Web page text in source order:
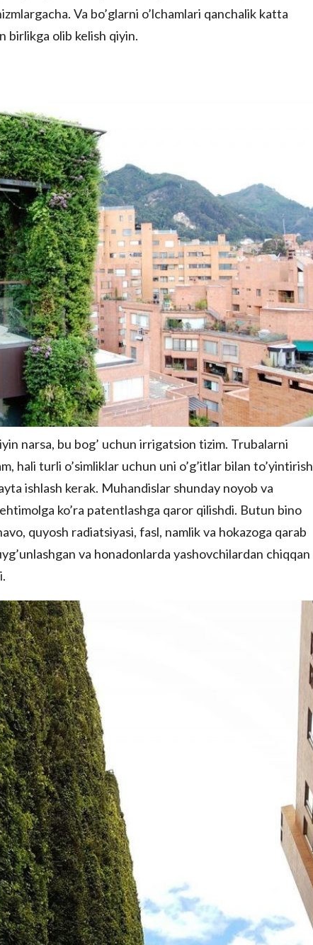
Va bo’glarni o’lchamlari qanchalik katta
birlikga olib kelish qiyin.
narsa, bu bog’ uchun irrigatsion tizim. Trubalarni
hali turli o’simliklar uchun uni o’g’itlar bilan to’yintirish
ishlash kerak. Muhandislar shunday noyob va
ko’ra patentlashga qaror qilishdi. Butun bino
quyosh radiatsiyasi, fasl, namlik va hokazoga qarab
va honadonlarda yashovchilardan chiqqan